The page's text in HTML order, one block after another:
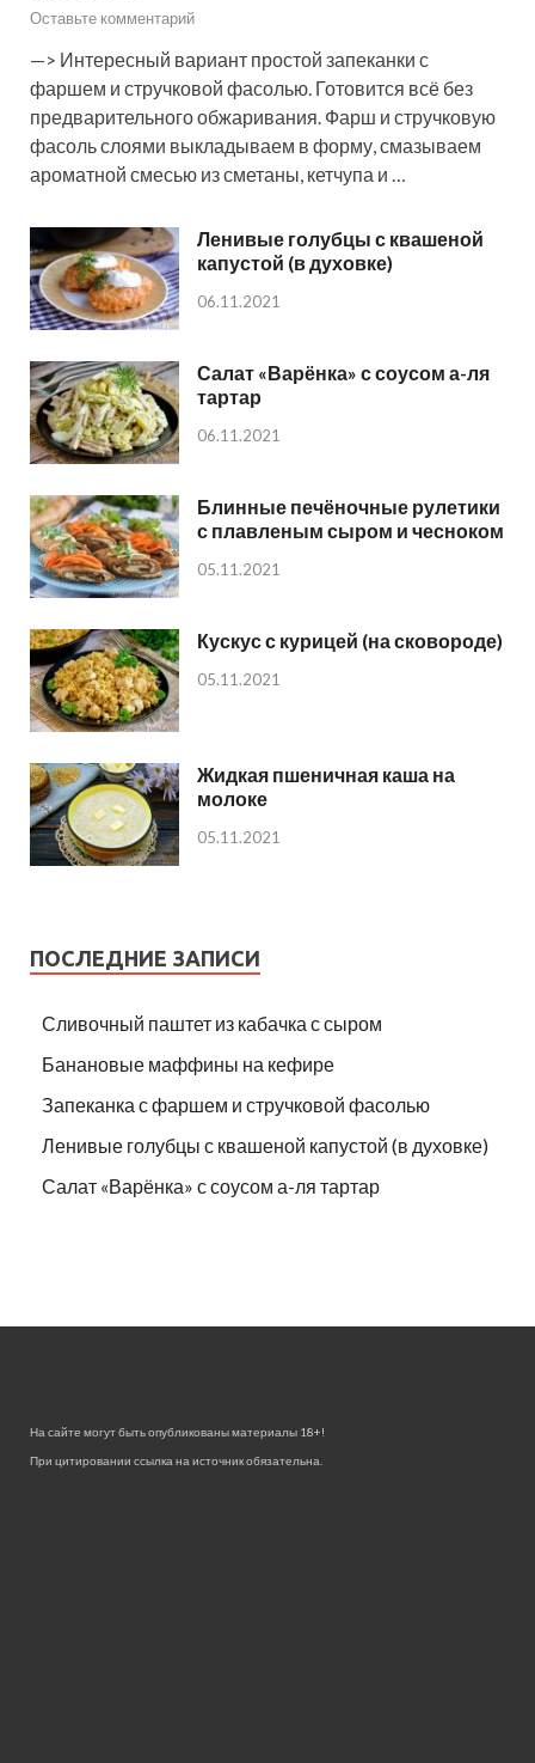
Оставьте комментарий
—> Интересный вариант простой запеканки с
фаршем и стручковой фасолью. Готовится всё без
предварительного обжаривания. Фарш и стручковую
фасоль слоями выкладываем в форму, смазываем
ароматной смесью из сметаны, кетчупа и …
Ленивые голубцы с квашеной
капустой (в духовке)
06.11.2021
Салат «Варёнка» с соусом а-ля
тартар
06.11.2021
Блинные печёночные рулетики
с плавленым сыром и чесноком
05.11.2021
Кускус с курицей (на сковороде)
05.11.2021
Жидкая пшеничная каша на
молоке
05.11.2021
ПОСЛЕДНИЕ ЗАПИСИ
Сливочный паштет из кабачка с сыром
Банановые маффины на кефире
Запеканка с фаршем и стручковой фасолью
Ленивые голубцы с квашеной капустой (в духовке)
Салат «Варёнка» с соусом а-ля тартар
На сайте могут быть опубликованы материалы 18+!
При цитировании ссылка на источник обязательна.